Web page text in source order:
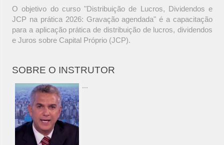
O objetivo do curso "Distribuição de Lucros, Dividendos e
JCP na prática 2026: Gravação agendada" é a capacitação
para a aplicação prática de distribuição de lucros, dividendos
e Juros sobre Capital Próprio (JCP).
SOBRE O INSTRUTOR
...